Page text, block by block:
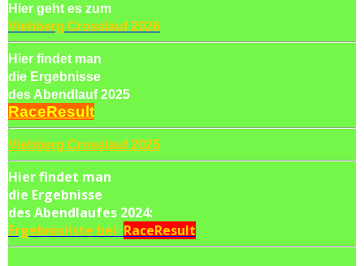
Hier geht es zum
Viehberg Crosslauf 2026
Hier findet man
die Ergebnisse
des Abendlauf 2025
RaceResult
Viehberg Crosslauf 2025
Hier findet man
die Ergebnisse
des Abendlaufes 2024:
Ergebnisliste bei RaceResult